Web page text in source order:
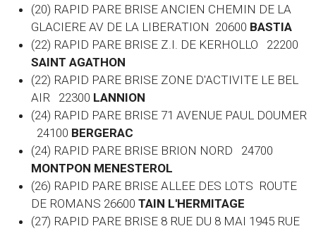
(20) RAPID PARE BRISE ANCIEN CHEMIN DE LA
GLACIERE AV DE LA LIBERATION 20600 BASTIA
(22) RAPID PARE BRISE Z.I. DE KERHOLLO 22200
SAINT AGATHON
(22) RAPID PARE BRISE ZONE D'ACTIVITE LE BEL
AIR 22300 LANNION
(24) RAPID PARE BRISE 71 AVENUE PAUL DOUMER
24100 BERGERAC
(24) RAPID PARE BRISE BRION NORD 24700
MONTPON MENESTEROL
(26) RAPID PARE BRISE ALLEE DES LOTS ROUTE
DE ROMANS 26600 TAIN L'HERMITAGE
(27) RAPID PARE BRISE 8 RUE DU 8 MAI 1945 RUE